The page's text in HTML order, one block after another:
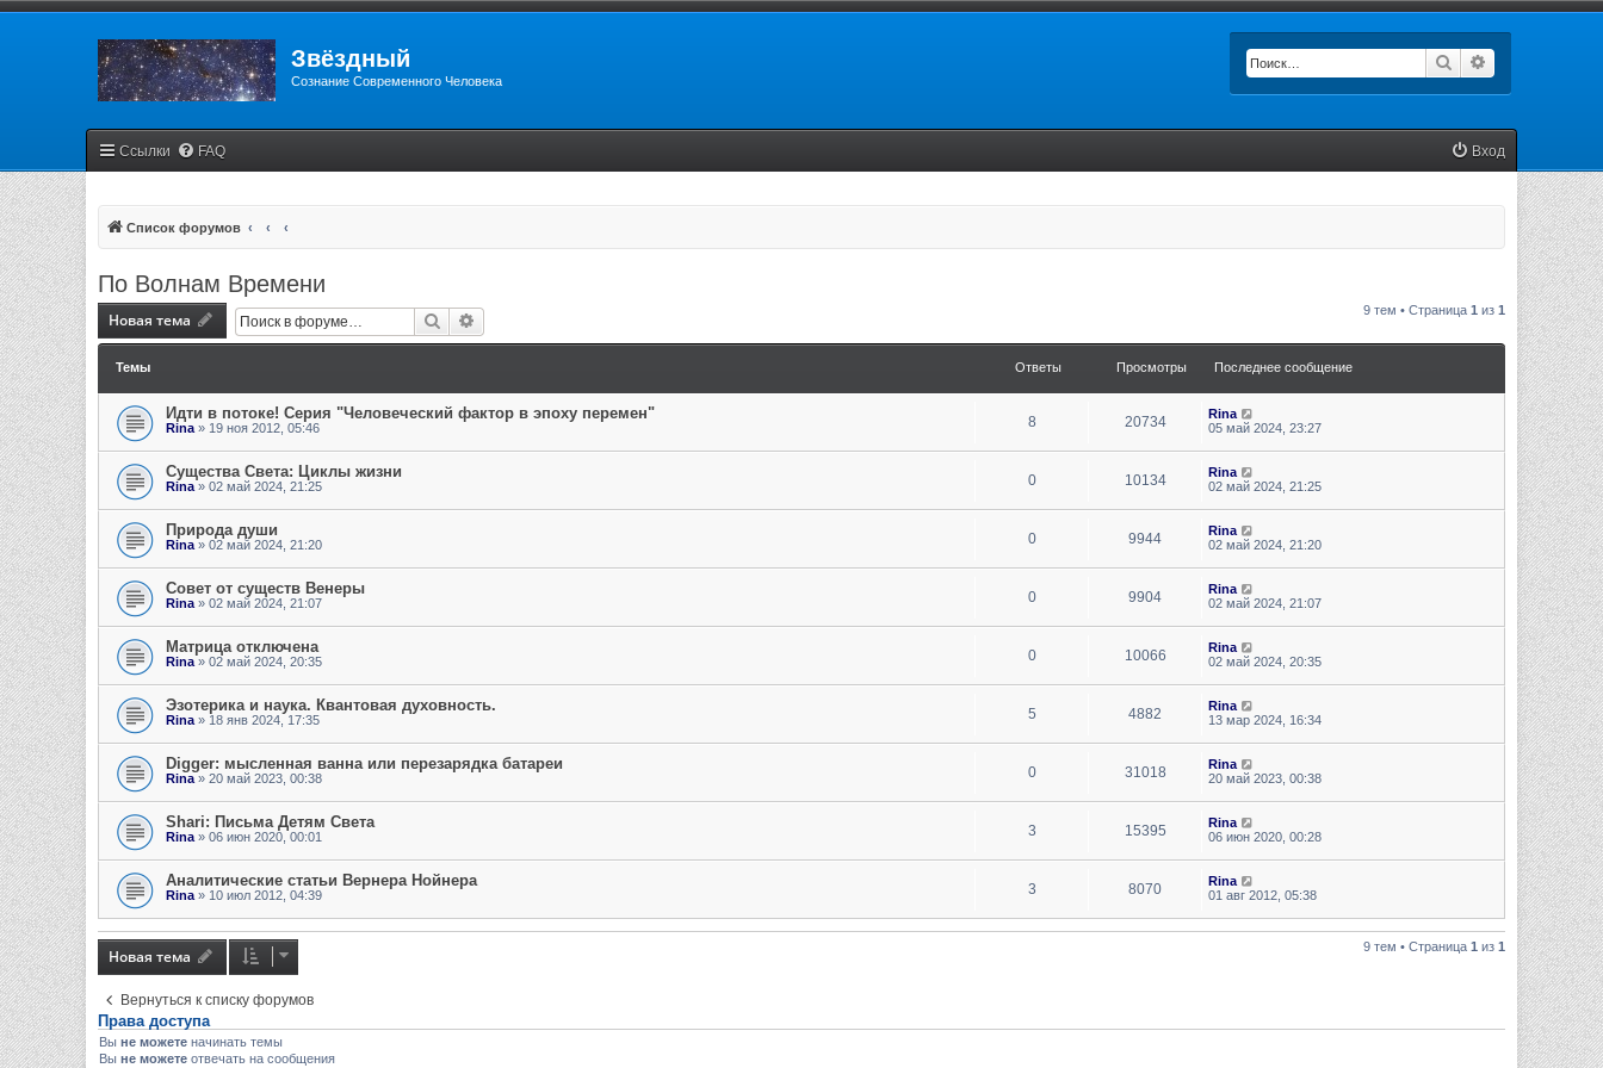
Звёздный
Сознание Современного Человека
Поиск
Ссылки FAQ Вход
Список форумов
По Волнам Времени
Новая тема Поиск 9 тем • Страница 1 из 1
Темы Ответы Просмотры Последнее сообщение
Идти в потоке! Серия "Человеческий фактор в эпоху перемен"
Rina » 19 ноя 2012, 05:46 8 20734
Rina
05 май 2024, 23:27
Существа Света: Циклы жизни
Rina » 02 май 2024, 21:25 0 10134
Rina
02 май 2024, 21:25
Природа души
Rina » 02 май 2024, 21:20 0 9944
Rina
02 май 2024, 21:20
Совет от существ Венеры
Rina » 02 май 2024, 21:07 0 9904
Rina
02 май 2024, 21:07
Матрица отключена
Rina » 02 май 2024, 20:35 0 10066
Rina
02 май 2024, 20:35
Эзотерика и наука. Квантовая духовность.
Rina » 18 янв 2024, 17:35 5 4882
Rina
13 мар 2024, 16:34
Digger: мысленная ванна или перезарядка батареи
Rina » 20 май 2023, 00:38 0 31018
Rina
20 май 2023, 00:38
Shari: Письма Детям Света
Rina » 06 июн 2020, 00:01 3 15395
Rina
06 июн 2020, 00:28
Аналитические статьи Вернера Нойнера
Rina » 10 июл 2012, 04:39 3 8070
Rina
01 авг 2012, 05:38
Новая тема 9 тем • Страница 1 из 1
Вернуться к списку форумов
Права доступа
Вы не можете начинать темы
Вы не можете отвечать на сообщения